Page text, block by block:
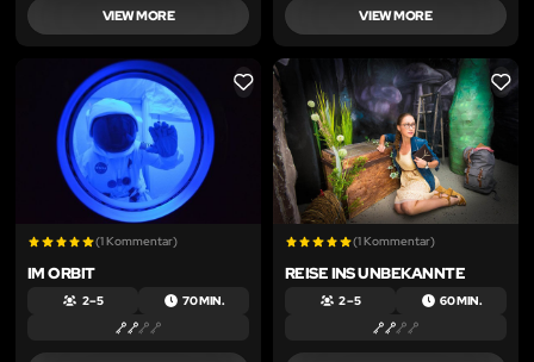
VIEW MORE VIEW MORE
LIKE
(1 Kommentar)
IM ORBIT
2 – 5 70 MIN.
LIKE
(1 Kommentar)
REISE INS UNBEKANNTE
2 – 5 60 MIN.